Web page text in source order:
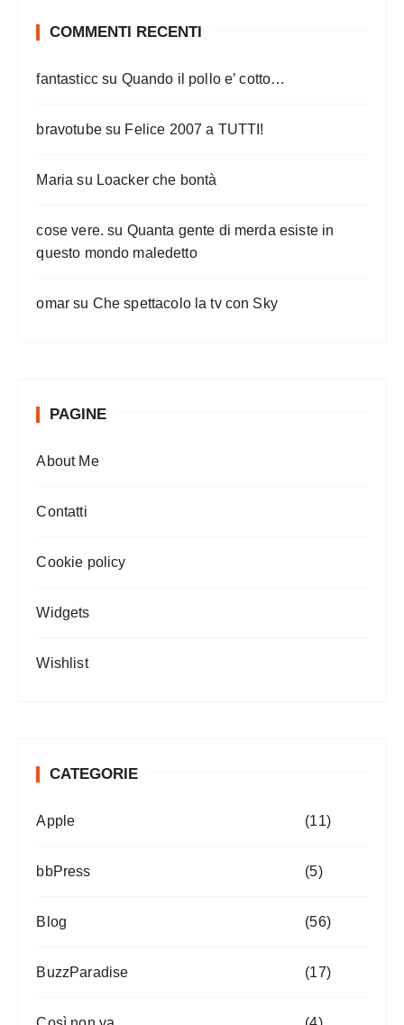
COMMENTI RECENTI
fantasticc su Quando il pollo e’ cotto…
bravotubesu Felice 2007 a TUTTI!
Maria su Loacker che bontà
cose vere. su Quanta gente di merda esiste in
questo mondo maledetto
omar su Che spettacolo la tv con Sky
PAGINE
About Me
Contatti
Cookie policy
Widgets
Wishlist
CATEGORIE
Apple (11)
bbPress (5)
Blog (56)
BuzzParadise (17)